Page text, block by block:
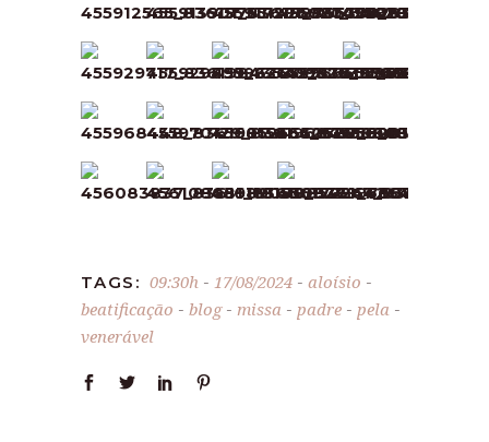
TAGS: 09:30h - 17/08/2024 - aloísio -
beatificação - blog- missa - padre - pela -
venerável